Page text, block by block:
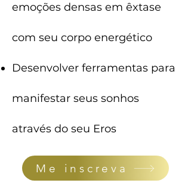
emoções densas em êxtase
com seu corpo energético
Desenvolver ferramentas para
manifestar seus sonhos
através do seu Eros
Me inscreva